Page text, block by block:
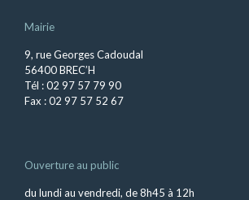
Mairie
9, rue Georges Cadoudal
56400 BREC’H
Tél : 02 97 57 79 90
Fax : 02 97 57 52 67
Ouverture au public
du lundi au vendredi, de 8h45 à 12h